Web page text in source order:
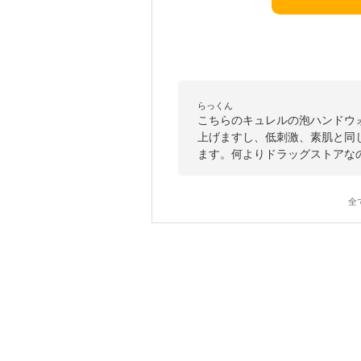
らっくん
こちらのキュレルの泡ハンド
上げますし、低刺激、素肌と
ます。何よりドラッグストア
全